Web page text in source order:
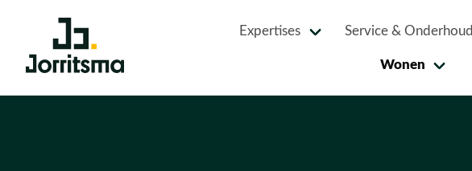
Expertises Service & Onderhoud
Wonen